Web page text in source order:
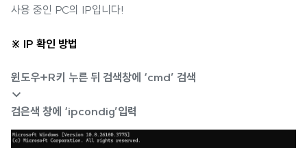
사용 중인 PC의 IP입니다!
※ IP 확인 방법
윈도우+R키 누른 뒤 검색창에 ‘cmd’ 검색
↓
검은색 창에 ‘ipcondig’입력